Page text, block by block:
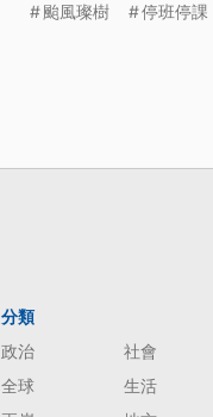
民眾留意。而台東
颱風璨樹 停班停課
分類
政治
社會
全球
生活